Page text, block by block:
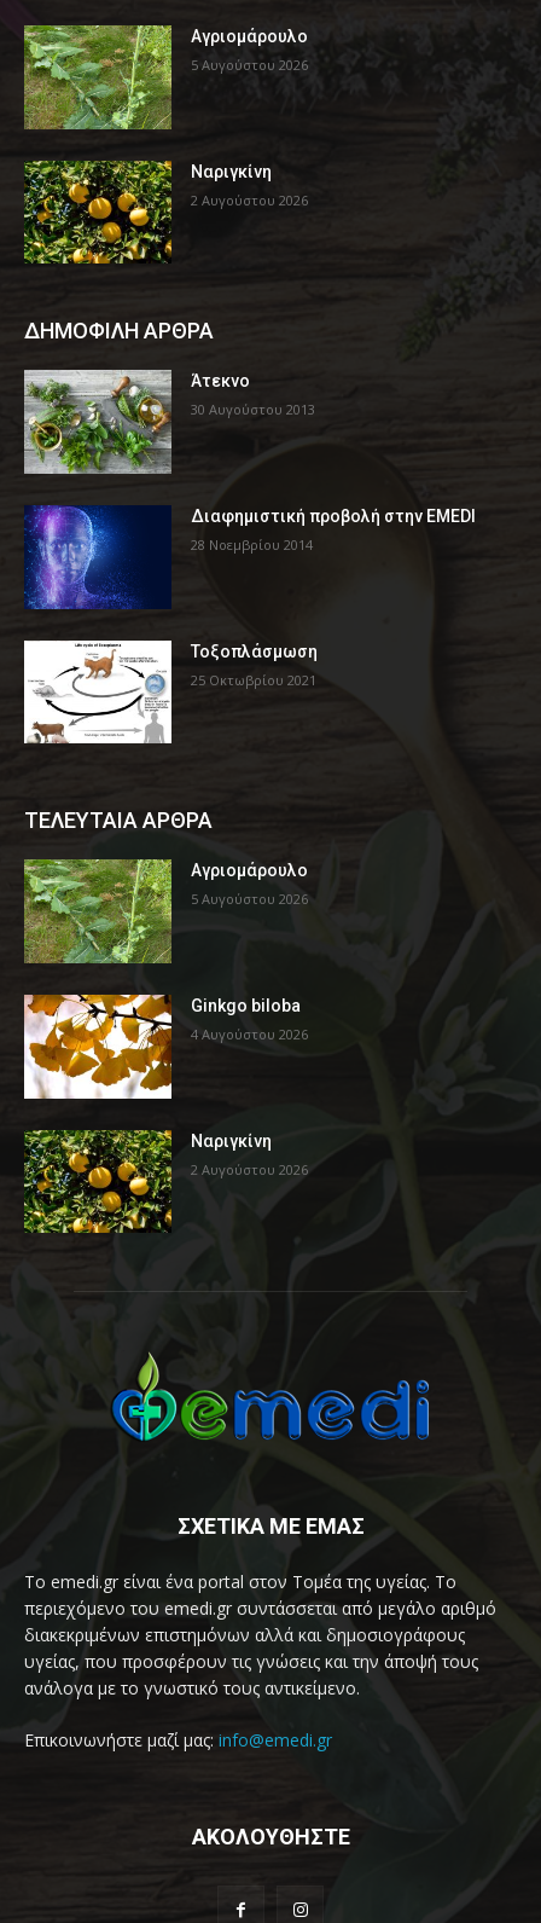
Αγριομάρουλο
5 Αυγούστου 2026
Ναριγκίνη
2 Αυγούστου 2026
ΔΗΜΟΦΙΛΗ ΑΡΘΡΑ
Άτεκνο
30 Αυγούστου 2013
Διαφημιστική προβολή στην EMEDI
28 Νοεμβρίου 2014
Τοξοπλάσμωση
25 Οκτωβρίου 2021
ΤΕΛΕΥΤΑΙΑ ΑΡΘΡΑ
Αγριομάρουλο
5 Αυγούστου 2026
Ginkgo biloba
4 Αυγούστου 2026
Ναριγκίνη
2 Αυγούστου 2026
ΣΧΕΤΙΚΑ ΜΕ ΕΜΑΣ
Το emedi.gr είναι ένα portal στον Τομέα της υγείας. Το
περιεχόμενο του emedi.gr συντάσσεται από μεγάλο αριθμό
διακεκριμένων επιστημόνων αλλά και δημοσιογράφους
υγείας, που προσφέρουν τις γνώσεις και την άποψή τους
ανάλογα με το γνωστικό τους αντικείμενο.
Επικοινωνήστε μαζί μας: info@emedi.gr
ΑΚΟΛΟΥΘΗΣΤΕ